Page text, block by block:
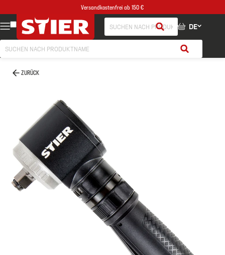
Versandkostenfrei ab 150 €
DE
ZURÜCK